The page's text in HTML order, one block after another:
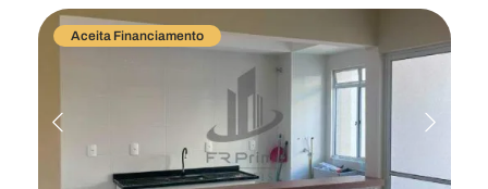
MOBILIADOS
Aceita Financiamento